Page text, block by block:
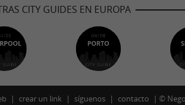
CITY GUIDES EN EUROPA
crear un link síguenos contacto ©